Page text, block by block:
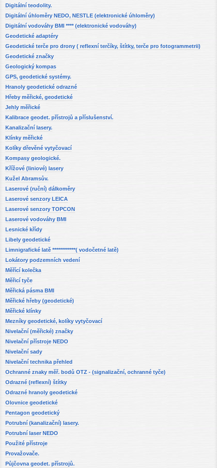
Digitální teodolity.
Digitální úhloměry NEDO, NESTLE (elektronické úhloměry)
Digitální vodováhy BMI **** (elektronické vodováhy)
Geodetické adaptéry
Geodetické terče pro drony ( reflexní terčíky, štítky, terče pro fotogrammetrii)
Geodetické značky
Geologický kompas
GPS, geodetické systémy.
Hranoly geodetické odrazné
Hřeby měřické, geodetické
Jehly měřické
Kalibrace geodet. přístrojů a příslušenství.
Kanalizační lasery.
Klínky měřické
Kolíky dřevěné vytyčovací
Kompasy geologické.
Křížové (liniové) lasery
Kužel Abramsův.
Laserové (ruční) dálkoměry
Laserové senzory LEICA
Laserové senzory TOPCON
Laserové vodováhy BMI
Lesnické křídy
Libely geodetické
Limnigrafické latě ************( vodočetné latě)
Lokátory podzemních vedení
Měřící kolečka
Měřicí tyče
Měřická pásma BMI
Měřické hřeby (geodetické)
Měřické klínky
Mezníky geodetické, kolíky vytyčovací
Nivelační (měřické) značky
Nivelační přístroje NEDO
Nivelační sady
Nivelační technika přehled
Ochranné znaky měř. bodů OTZ - (signalizační, ochranné tyče)
Odrazné (reflexní) štítky
Odrazné hranoly geodetické
Olovnice geodetické
Pentagon geodetický
Potrubní (kanalizační) lasery.
Potrubní laser NEDO
Použité přístroje
Provažovače.
Půjčovna geodet. přístrojů.